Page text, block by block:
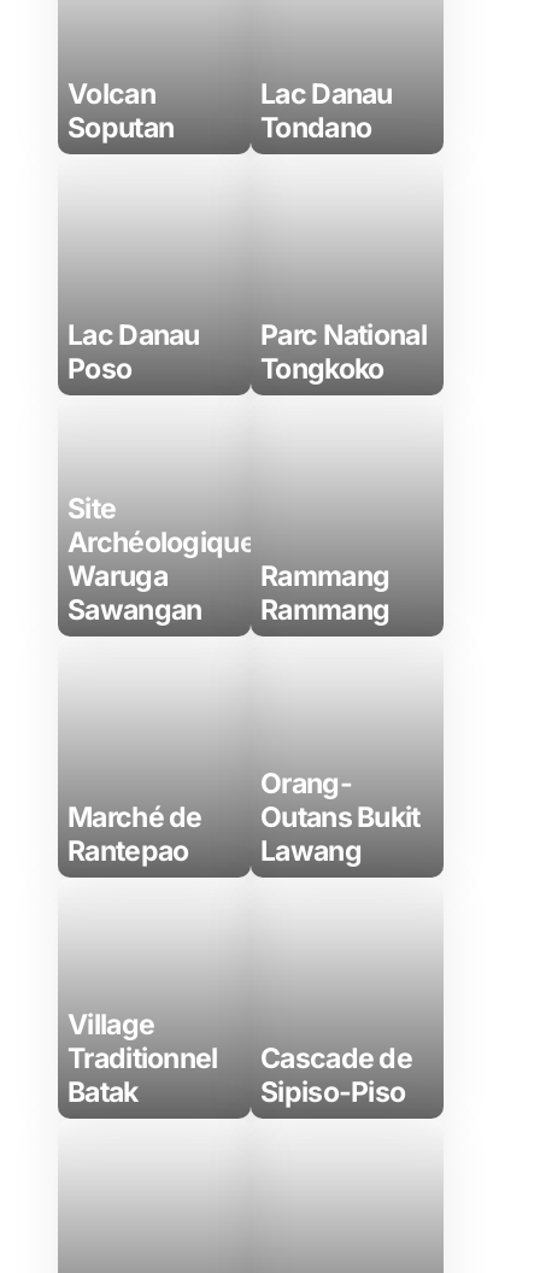
Volcan
Soputan
Lac Danau
Tondano
Lac Danau
Poso
Parc National
Tongkoko
Site
Archéologique
Waruga
Sawangan
Rammang
Rammang
Marché de
Rantepao
Orang-
Outans Bukit
Lawang
Village
Traditionnel
Batak
Cascade de
Sipiso-Piso